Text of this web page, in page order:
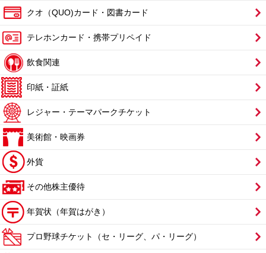
クオ（QUO)カード・図書カード
テレホンカード・携帯プリペイド
飲食関連
印紙・証紙
レジャー・テーマパークチケット
美術館・映画券
外貨
その他株主優待
年賀状（年賀はがき）
プロ野球チケット（セ・リーグ、パ・リーグ）